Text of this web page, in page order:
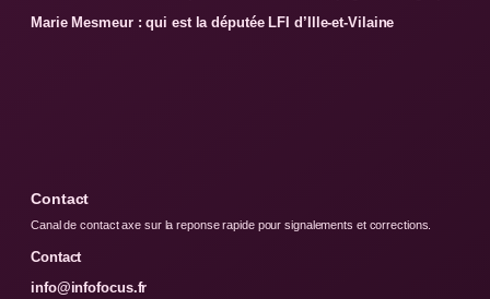
Marie Mesmeur : qui est la députée LFI d’Ille-et-Vilaine
Contact
Canal de contact axe sur la reponse rapide pour signalements et corrections.
Contact
info@infofocus.fr